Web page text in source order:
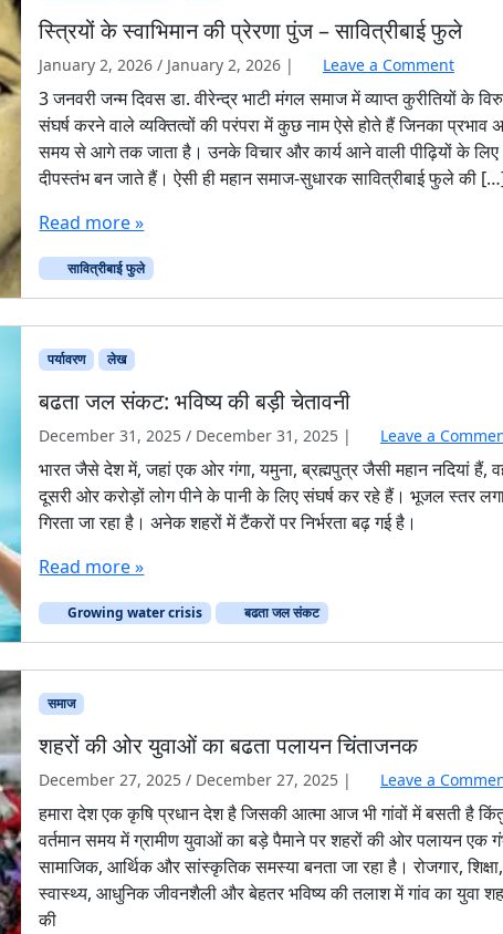
स्त्रियों के स्वाभिमान की प्रेरणा पुंज – सावित्रीबाई फुले
January 2, 2026 / January 2, 2026 | Leave a Comment
3 जनवरी जन्म दिवस डा. वीरेन्द्र भाटी मंगल समाज में व्याप्त कुरीतियों के
संघर्ष करने वाले व्यक्तित्वों की परंपरा में कुछ नाम ऐसे होते हैं जिनका प्रभाव
समय से आगे तक जाता है। उनके विचार और कार्य आने वाली पीढ़ियों के लिए
दीपस्तंभ बन जाते हैं। ऐसी ही महान समाज-सुधारक सावित्रीबाई फुले की
Read more »
सावित्रीबाई फुले
पर्यावरण लेख
बढता जल संकट: भविष्य की बड़ी चेतावनी
December 31, 2025 / December 31, 2025 | Leave a
भारत जैसे देश में, जहां एक ओर गंगा, यमुना, ब्रह्मपुत्र जैसी महान नदियां हैं,
दूसरी ओर करोड़ों लोग पीने के पानी के लिए संघर्ष कर रहे हैं। भूजल स्तर
गिरता जा रहा है। अनेक शहरों में टैंकरों पर निर्भरता बढ़ गई है।
Read more »
Growing water crisis बढता जल संकट
समाज
शहरों की ओर युवाओं का बढता पलायन चिंताजनक
December 27, 2025 / December 27, 2025 | Leave a
हमारा देश एक कृषि प्रधान देश है जिसकी आत्मा आज भी गांवों में बसती है
वर्तमान समय में ग्रामीण युवाओं का बड़े पैमाने पर शहरों की ओर पलायन एक
सामाजिक, आर्थिक और सांस्कृतिक समस्या बनता जा रहा है। रोजगार, शिक्षा,
स्वास्थ्य, आधुनिक जीवनशैली और बेहतर भविष्य की तलाश में गांव का युवा
की